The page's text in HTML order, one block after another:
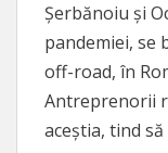
Șerbănoiu și
pandemiei, se
off-road, în
Antreprenorii
aceștia, tind